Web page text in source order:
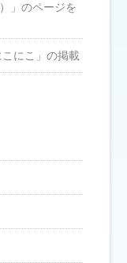
」のページを
こにこ」の掲載